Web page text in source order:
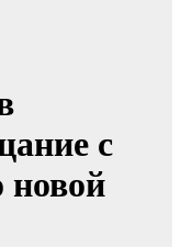
с
новой